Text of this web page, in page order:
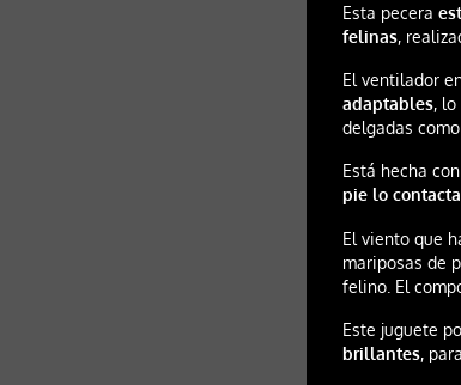
Esta pecera
felinas,
El ventilador
adaptables,
delgadas
Está hecha
pie lo
El viento que
mariposas de
felino. El
Este juguete
brillantes,